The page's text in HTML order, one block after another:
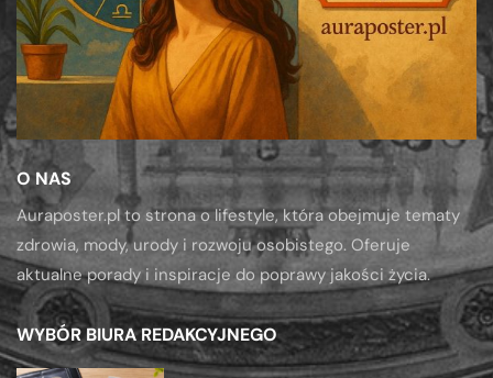
O NAS
Auraposter.pl to strona o lifestyle, która obejmuje tematy
zdrowia, mody, urody i rozwoju osobistego. Oferuje
aktualne porady i inspiracje do poprawy jakości życia.
WYBÓR BIURA REDAKCYJNEGO